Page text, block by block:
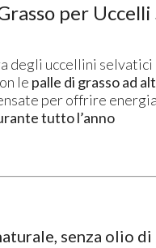
per
degli uccellini selvatici
le palle di grasso ad
per offrire
tutto l’anno
senza olio di